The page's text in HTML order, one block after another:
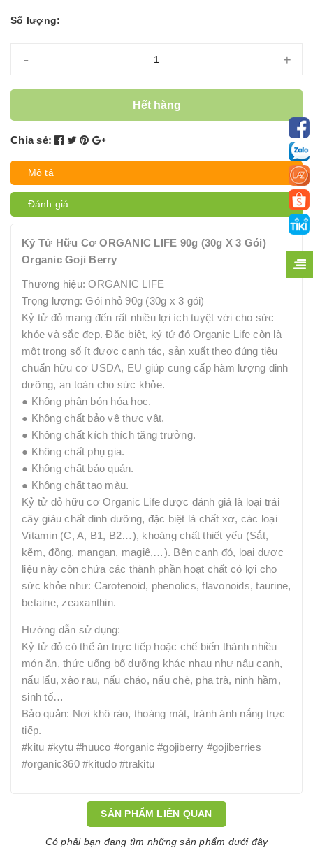
Số lượng:
- +
Hết hàng
Chia sẻ:
Mô tả
Đánh giá
Kỷ Tử Hữu Cơ ORGANIC LIFE 90g (30g X 3 Gói)
Organic Goji Berry
Thương hiệu: ORGANIC LIFE
Trọng lượng: Gói nhỏ 90g (30g x 3 gói)
Kỷ tử đỏ mang đến rất nhiều lợi ích tuyệt vời cho sức
khỏe và sắc đẹp. Đặc biệt, kỷ tử đỏ Organic Life còn là
một trong số ít được canh tác, sản xuất theo đúng tiêu
chuẩn hữu cơ USDA, EU giúp cung cấp hàm lượng dinh
dưỡng, an toàn cho sức khỏe.
● Không phân bón hóa học.
● Không chất bảo vệ thực vật.
● Không chất kích thích tăng trưởng.
● Không chất phụ gia.
● Không chất bảo quản.
● Không chất tạo màu.
Kỷ tử đỏ hữu cơ Organic Life được đánh giá là loại trái
cây giàu chất dinh dưỡng, đặc biệt là chất xơ, các loại
Vitamin (C, A, B1, B2…), khoáng chất thiết yếu (Sắt,
kẽm, đồng, mangan, magiê,…). Bên cạnh đó, loại dược
liệu này còn chứa các thành phần hoạt chất có lợi cho
sức khỏe như: Carotenoid, phenolics, flavonoids, taurine,
betaine, zeaxanthin.
Hướng dẫn sử dụng:
Kỷ tử đỏ có thể ăn trực tiếp hoặc chế biến thành nhiều
món ăn, thức uống bổ dưỡng khác nhau như nấu canh,
nấu lẩu, xào rau, nấu cháo, nấu chè, pha trà, ninh hầm,
sinh tố…
Bảo quản: Nơi khô ráo, thoáng mát, tránh ánh nắng trực
tiếp.
#kitu #kytu #huuco #organic #gojiberry #gojiberries
#organic360 #kitudo #trakitu
SẢN PHẨM LIÊN QUAN
Có phải bạn đang tìm những sản phẩm dưới đây